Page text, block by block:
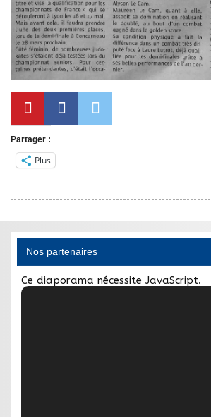
Partager :
Plus
Nos partenaires
Ce diaporama nécessite JavaScript.